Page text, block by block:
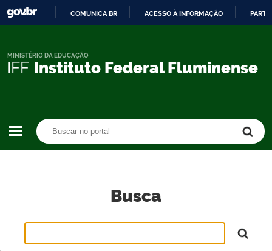
CONTEÚDO
COMUNICA BR ACESSO À INFORMAÇÃO
IFF Instituto Federal Fluminense
MINISTÉRIO DA EDUCAÇÃO
Busca